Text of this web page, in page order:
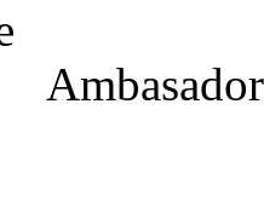
Ambasador